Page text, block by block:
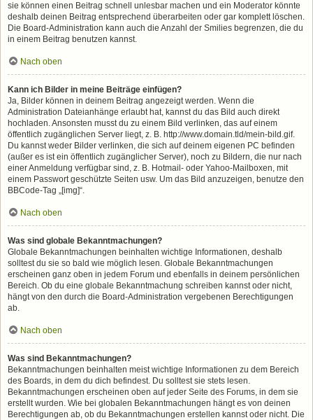
sie können einen Beitrag schnell unlesbar machen und ein Moderator könnte
deshalb deinen Beitrag entsprechend überarbeiten oder gar komplett löschen.
Die Board-Administration kann auch die Anzahl der Smilies begrenzen, die du
in einem Beitrag benutzen kannst.
Nach oben
Kann ich Bilder in meine Beiträge einfügen?
Ja, Bilder können in deinem Beitrag angezeigt werden. Wenn die
Administration Dateianhänge erlaubt hat, kannst du das Bild auch direkt
hochladen. Ansonsten musst du zu einem Bild verlinken, das auf einem
öffentlich zugänglichen Server liegt, z. B. http://www.domain.tld/mein-bild.gif.
Du kannst weder Bilder verlinken, die sich auf deinem eigenen PC befinden
(außer es ist ein öffentlich zugänglicher Server), noch zu Bildern, die nur nach
einer Anmeldung verfügbar sind, z. B. Hotmail- oder Yahoo-Mailboxen, mit
einem Passwort geschützte Seiten usw. Um das Bild anzuzeigen, benutze den
BBCode-Tag „[img]“.
Nach oben
Was sind globale Bekanntmachungen?
Globale Bekanntmachungen beinhalten wichtige Informationen, deshalb
solltest du sie so bald wie möglich lesen. Globale Bekanntmachungen
erscheinen ganz oben in jedem Forum und ebenfalls in deinem persönlichen
Bereich. Ob du eine globale Bekanntmachung schreiben kannst oder nicht,
hängt von den durch die Board-Administration vergebenen Berechtigungen
ab.
Nach oben
Was sind Bekanntmachungen?
Bekanntmachungen beinhalten meist wichtige Informationen zu dem Bereich
des Boards, in dem du dich befindest. Du solltest sie stets lesen.
Bekanntmachungen erscheinen oben auf jeder Seite des Forums, in dem sie
erstellt wurden. Wie bei globalen Bekanntmachungen hängt es von deinen
Berechtigungen ab, ob du Bekanntmachungen erstellen kannst oder nicht. Die